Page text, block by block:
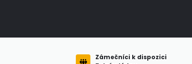
Zámečníci k dispozici